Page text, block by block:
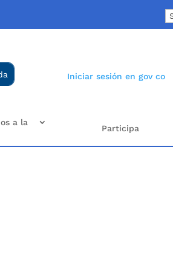
Iniciar sesión en gov co
a la
Participa